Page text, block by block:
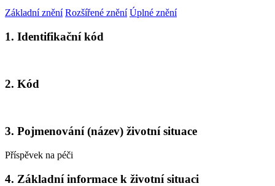
Základní znění Rozšířené znění Úplné znění
1. Identifikační kód
2. Kód
3. Pojmenování (název) životní situace
Příspěvek na péči
4. Základní informace k životní situaci